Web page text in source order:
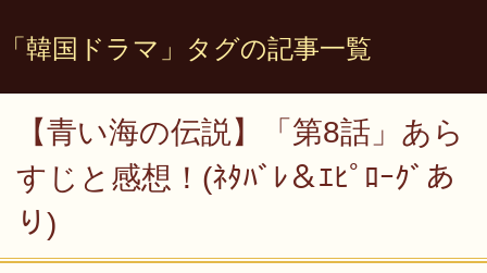
「韓国ドラマ」タグの記事一覧
【青い海の伝説】「第8話」あら
すじと感想！(ﾈﾀﾊﾞﾚ＆ｴﾋﾟﾛｰｸﾞあ
り)